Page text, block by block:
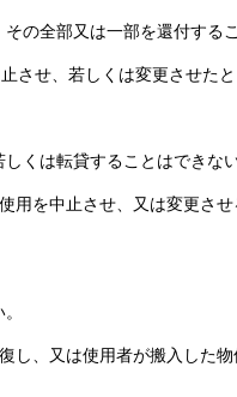
の全部又は一部を還付する
させ、若しくは変更させたと
くは転貸することはできない
を中止させ、又は変更させ
、又は使用者が搬入した物